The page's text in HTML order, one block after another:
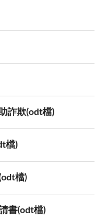
詐欺(odt檔)
檔)
檔)
書(odt檔)